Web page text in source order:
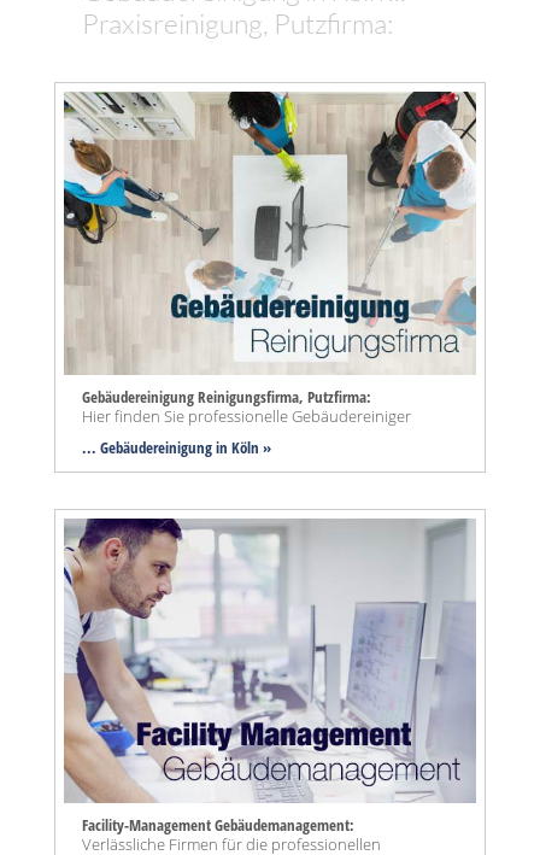
Praxisreinigung, Putzfirma:
Gebäudereinigung Reinigungsfirma, Putzfirma:
Hier finden Sie professionelle Gebäudereiniger
... Gebäudereinigung in Köln »
Facility-Management Gebäudemanagement:
Verlässliche Firmen für die professionellen